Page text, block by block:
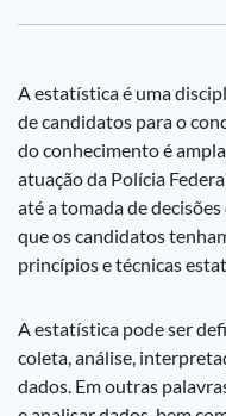
A estatística é uma
de candidatos para o
do conhecimento é
atuação da Polícia
até a tomada de
que os candidatos
princípios e técnicas
A estatística pode ser
coleta, análise,
dados. Em outras